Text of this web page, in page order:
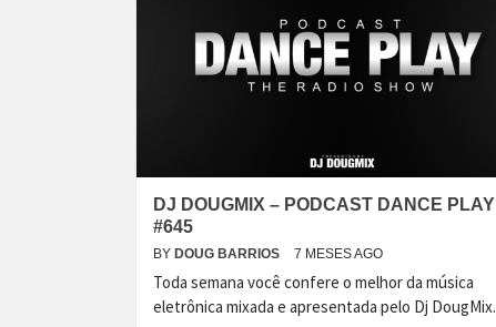
DJ DOUGMIX – PODCAST DANCE PLAY
#645
BY DOUG BARRIOS 7 MESES AGO
Toda semana você confere o melhor da música
eletrônica mixada e apresentada pelo Dj DougMix.